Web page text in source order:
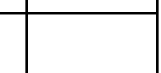
Ширина: 107 см